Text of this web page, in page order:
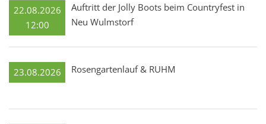
22.08.2026
12:00
Auftritt der Jolly Boots beim Countryfest in
Neu Wulmstorf
23.08.2026 Rosengartenlauf & RUHM